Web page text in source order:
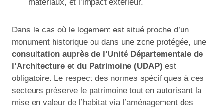
matériaux, et l’impact extérieur.
Dans le cas où le logement est situé proche d’un
monument historique ou dans une zone protégée, une
consultation auprès de l’Unité Départementale de
l’Architecture et du Patrimoine (UDAP) est
obligatoire. Le respect des normes spécifiques à ces
secteurs préserve le patrimoine tout en autorisant la
mise en valeur de l’habitat via l’aménagement des